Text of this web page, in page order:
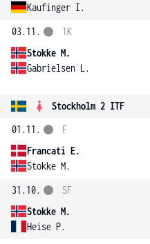
Kaufinger I.
03.11.
Stokke M.
Gabrielsen L.
1K
Stockholm 2 ITF
01.11.
Francati E.
Stokke M.
F
31.10.
Stokke M.
Heise P.
SF